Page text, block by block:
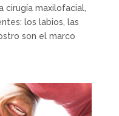
cirugía maxilofacial,
los labios, las
son el marco